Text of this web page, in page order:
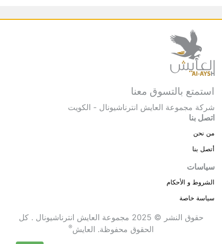
استمتع بالتسوق معنا
شركة مجموعة العايش انترناشيونال - الكويت
اتصل بنا
من نحن
أتصل بنا
سياسات
الشروط و الأحكام
سياسة خاصة
حقوق النشر © 2025 مجموعة العايش انترناشيونال . كل
الحقوق محفوظة. العايش®